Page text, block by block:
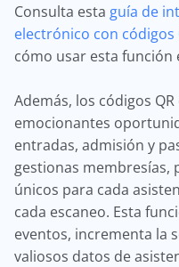
Consulta esta guía de
electrónico con códigos
cómo usar esta función
Además, los códigos
emocionantes
entradas, admisión y
gestionas membresías,
únicos para cada
cada escaneo. Esta
eventos, incrementa la
valiosos datos de